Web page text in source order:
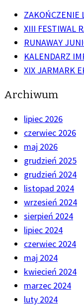
ZAKOŃCZENIE
XIII FESTIWAL
RUNAWAY
KALENDARZ
XIX JARMARK
Archiwum
lipiec 2026
czerwiec 2026
maj 2026
grudzień 2025
grudzień 2024
listopad 2024
wrzesień 2024
sierpień 2024
lipiec 2024
czerwiec 2024
maj 2024
kwiecień 2024
marzec 2024
luty 2024